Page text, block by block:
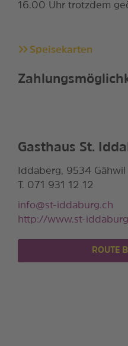
16.00 Uhr trotzdem
Speisekarten
Gasthaus St.
Iddaberg, 9534 Gähwil
T. 071 931 12 12
info@st-iddaburg.ch
http://www.st-
ROUTE